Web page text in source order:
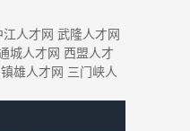
江人才网 武隆人才网
城人才网 西盟人才
镇雄人才网 三门峡人